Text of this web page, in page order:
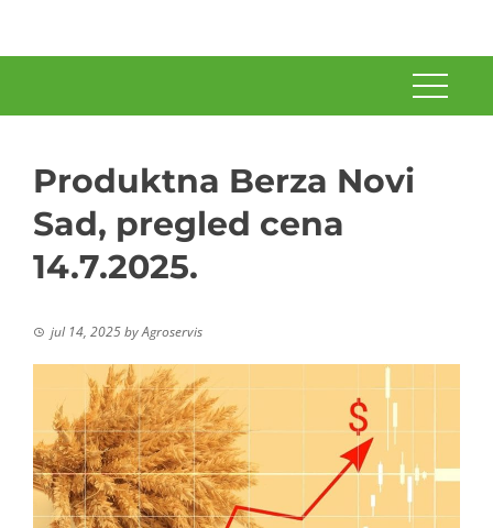
Produktna Berza Novi
Sad, pregled cena
14.7.2025.
jul 14, 2025byAgroservis